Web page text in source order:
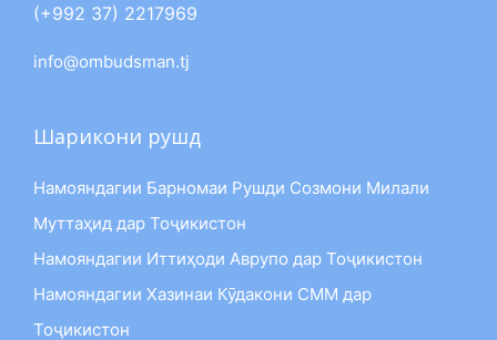
(+992 37) 2217969
info@ombudsman.tj
Шарикони рушд
Намояндагии Барномаи Рушди Созмони Милали
Муттаҳид дар Тоҷикистон
Намояндагии Иттиҳоди Аврупо дар Тоҷикистон
Намояндагии Хазинаи Кӯдакони СММ дар
Тоҷикистон